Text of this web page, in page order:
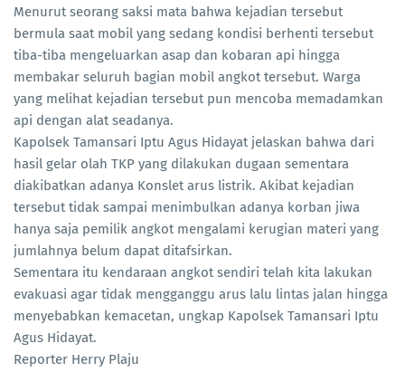
Menurut seorang saksi mata bahwa kejadian tersebut
bermula saat mobil yang sedang kondisi berhenti tersebut
tiba-tiba mengeluarkan asap dan kobaran api hingga
membakar seluruh bagian mobil angkot tersebut. Warga
yang melihat kejadian tersebut pun mencoba memadamkan
api dengan alat seadanya.
Kapolsek Tamansari Iptu Agus Hidayat jelaskan bahwa dari
hasil gelar olah TKP yang dilakukan dugaan sementara
diakibatkan adanya Konslet arus listrik. Akibat kejadian
tersebut tidak sampai menimbulkan adanya korban jiwa
hanya saja pemilik angkot mengalami kerugian materi yang
jumlahnya belum dapat ditafsirkan.
Sementara itu kendaraan angkot sendiri telah kita lakukan
evakuasi agar tidak mengganggu arus lalu lintas jalan hingga
menyebabkan kemacetan, ungkap Kapolsek Tamansari Iptu
Agus Hidayat.
Reporter Herry Plaju